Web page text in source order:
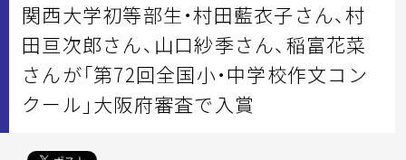
関西大学初等部生・村田藍衣子さん、村
田亘次郎さん、山口紗季さん、稲富花菜
さんが「第72回全国小・中学校作文コン
クール」大阪府審査で入賞